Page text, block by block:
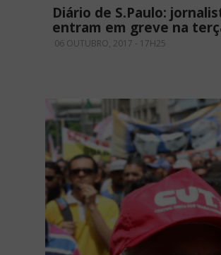
Diário de S.Paulo:
entram em greve na
06 OUTUBRO, 2017 - 17H25